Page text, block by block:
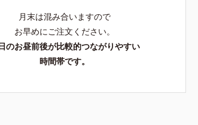
月末は混み合いますので
お早めにご注文ください。
のお昼前後が比較的つながりやすい
時間帯です。